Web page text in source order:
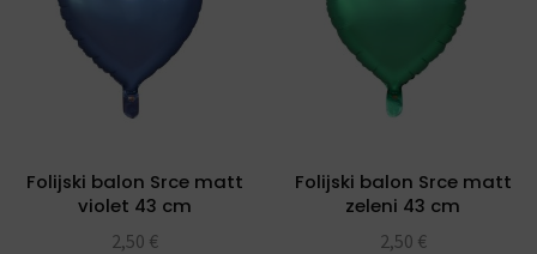
Folijski balon Srce matt
violet 43 cm
2,50 €
Folijski balon Srce matt
zeleni 43 cm
2,50 €